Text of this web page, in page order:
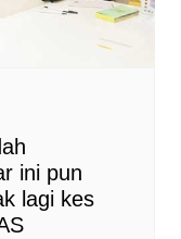
ini pun
lagi kes